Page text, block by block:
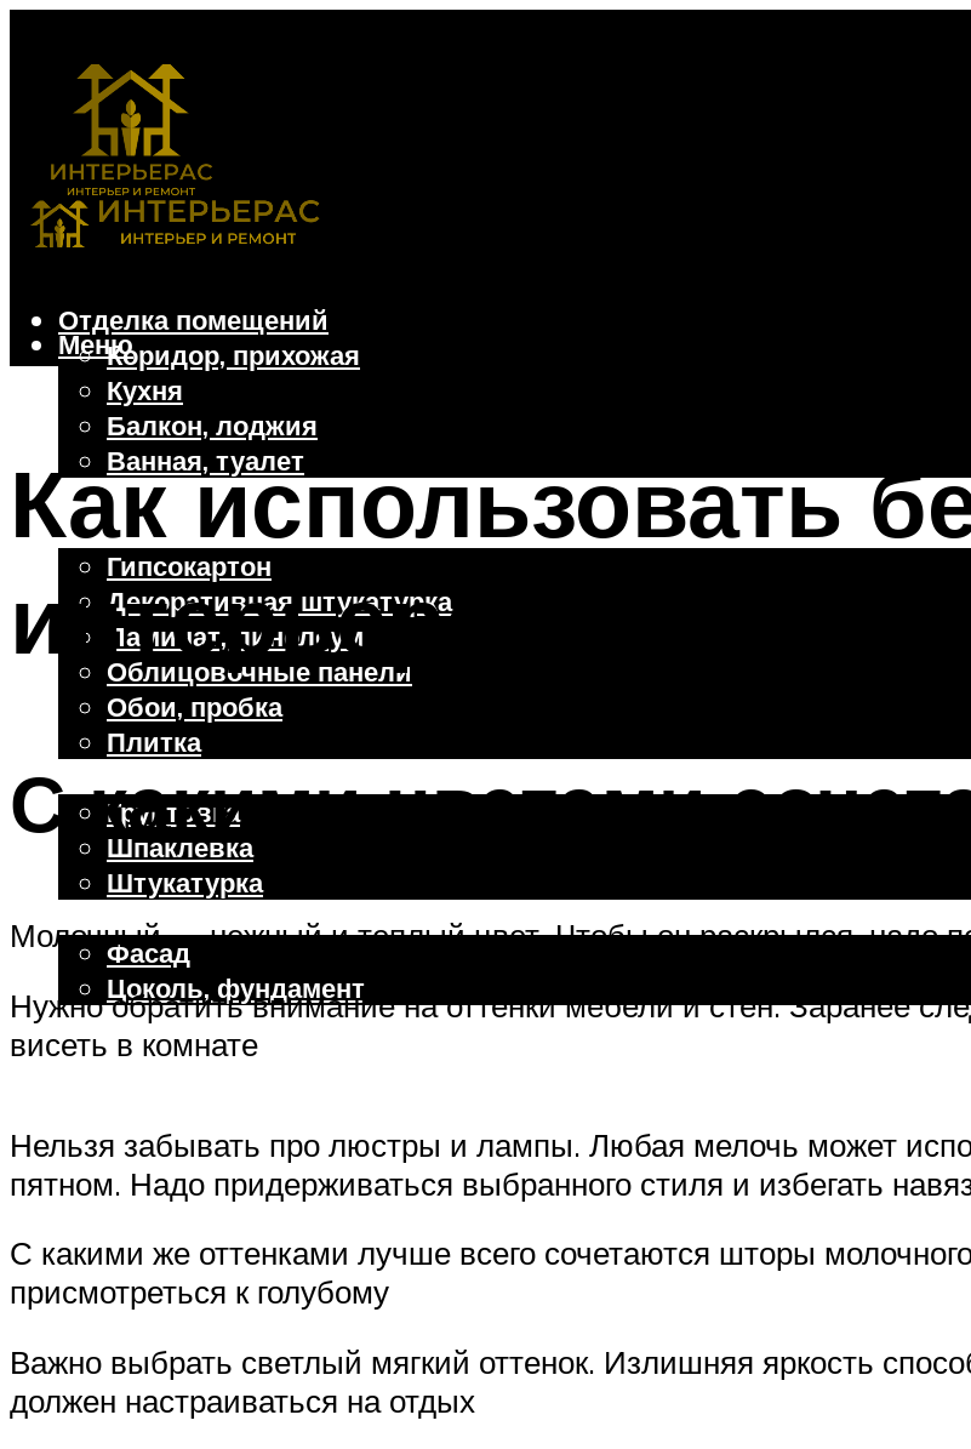
Отделка помещений
Коридор, прихожая
Кухня
Балкон, лоджия
Ванная, туалет
Дачные и частные дома
Отделочные материалы
Гипсокартон
Декоративная штукатурка
Ламинат, линолеум
Облицовочные панели
Обои, пробка
Плитка
Отделочные работы
Грунтовка
Шпаклевка
Штукатурка
Внешняя отделка
Фасад
Цоколь, фундамент
Меню
Как использовать
интерьере: 6
С какими цветами
Молочный — нежный и теплый цвет. Чтобы он раскрылся, надо
Нужно обратить внимание на оттенки мебели и стен. Заранее
висеть в комнате
Нельзя забывать про люстры и лампы. Любая мелочь может
пятном. Надо придерживаться выбранного стиля и избегать
С какими же оттенками лучше всего сочетаются шторы
присмотреться к голубому
Важно выбрать светлый мягкий оттенок. Излишняя яркость
должен настраиваться на отдых